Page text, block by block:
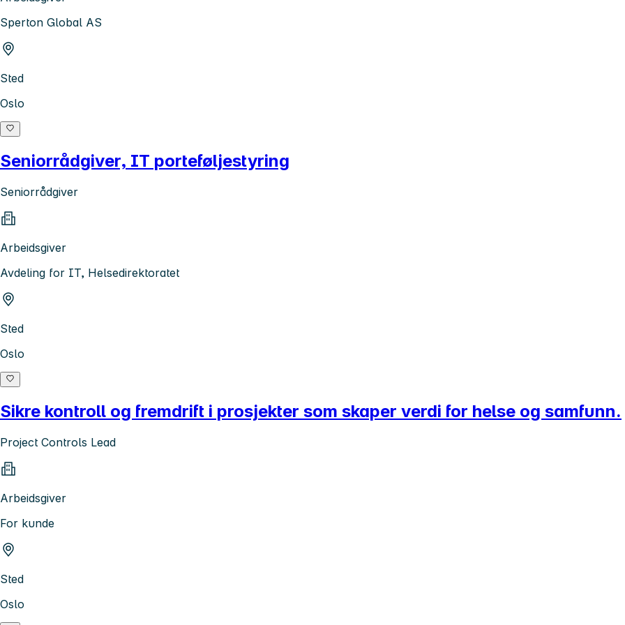
Sperton Global AS
Sted
Oslo
Seniorrådgiver, IT porteføljestyring
Seniorrådgiver
Arbeidsgiver
Avdeling for IT, Helsedirektoratet
Sted
Oslo
Sikre kontroll og fremdrift i prosjekter som skaper verdi for helse og samfunn.
Project Controls Lead
Arbeidsgiver
For kunde
Sted
Oslo